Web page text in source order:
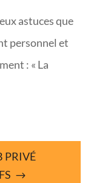
astuces que
personnel et
: « La
PRIVÉ